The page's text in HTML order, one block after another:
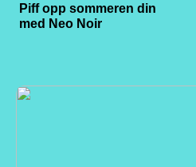
Piff opp sommeren din
med Neo Noir